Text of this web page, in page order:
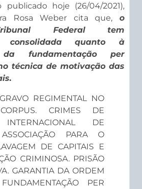
publicado hoje (26/04/2021),
Rosa Weber cita que, o
Federal tem
consolidada quanto à
da fundamentação per
técnica de motivação das
REGIMENTAL NO
CRIMES DE
INTERNACIONAL DE
PARA O
DE CAPITAIS E
CRIMINOSA. PRISÃO
GARANTIA DA ORDEM
PER